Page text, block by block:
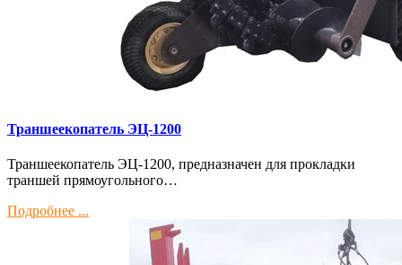
Траншеекопатель ЭЦ-1200
Траншеекопатель ЭЦ-1200, предназначен для прокладки
траншей прямоугольного…
Подробнее ...